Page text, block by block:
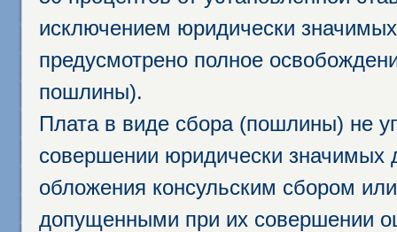
исключением юридически
предусмотрено полное
пошлины).
Плата в виде сбора (пошлины) не
совершении юридически
обложения консульским сбором
допущенными при их совершении